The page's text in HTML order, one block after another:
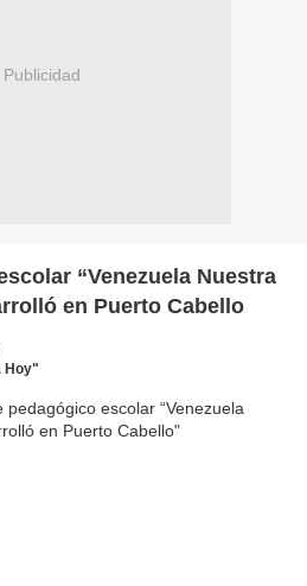
Publicidad
“Venezuela Nuestra
en Puerto Cabello
Hoy"